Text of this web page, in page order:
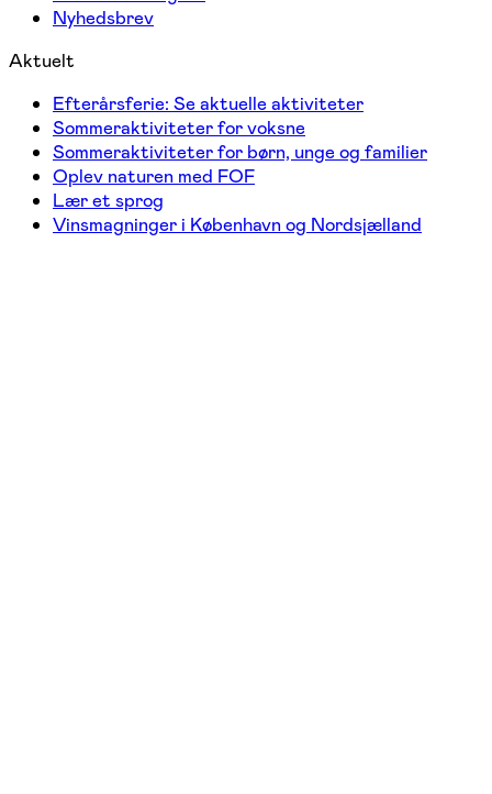
Nyhedsbrev
Aktuelt
Efterårsferie: Se aktuelle aktiviteter
Sommeraktiviteter for voksne
Sommeraktiviteter for børn, unge og familier
Oplev naturen med FOF
Lær et sprog
Vinsmagninger i København og Nordsjælland